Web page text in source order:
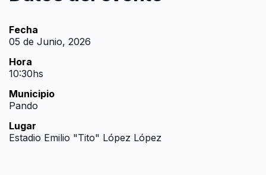
Fecha
05 de Junio, 2026
Hora
10:30hs
Municipio
Pando
Lugar
Estadio Emilio "Tito" López López